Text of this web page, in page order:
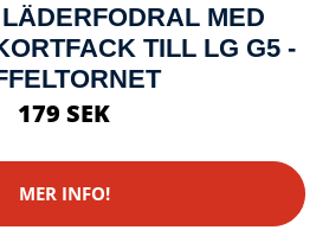
MED
TILL LG G5 -
179 SEK
MER INFO!